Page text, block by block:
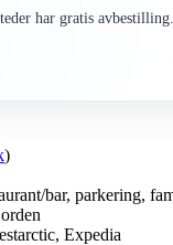
har gratis avbestilling.
)
bar, parkering,
Expedia